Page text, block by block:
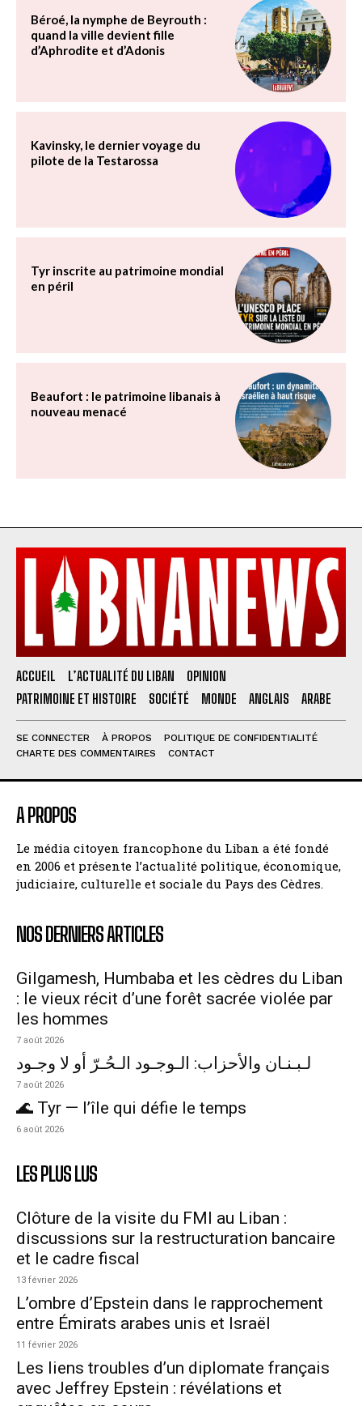
Béroé, la nymphe de Beyrouth :
quand la ville devient fille
d’Aphrodite et d’Adonis
Kavinsky, le dernier voyage du
pilote de la Testarossa
Tyr inscrite au patrimoine mondial
en péril
Beaufort : le patrimoine libanais à
nouveau menacé
ACCUEIL L’ACTUALITÉ DU LIBAN
OPINION
PATRIMOINE ET HISTOIRE
SOCIÉTÉ MONDE ANGLAIS ARABE
SE CONNECTER À PROPOS
POLITIQUE DE CONFIDENTIALITÉ
CHARTE DES COMMENTAIRES
CONTACT
A PROPOS
Le média citoyen francophone du Liban a été fondé
en 2006 et présente l’actualité politique, économique,
judiciaire, culturelle et sociale du Pays des Cèdres.
NOS DERNIERS ARTICLES
Gilgamesh, Humbaba et les cèdres du Liban
: le vieux récit d’une forêt sacrée violée par
les hommes
7 août 2026
لـبـنـان والأحزاب: الـوجـود الـحُـرّ أو لا وجـود
7 août 2026
🌊 Tyr — l’île qui défie le temps
6 août 2026
LES PLUS LUS
Clôture de la visite du FMI au Liban :
discussions sur la restructuration bancaire
et le cadre fiscal
13 février 2026
L’ombre d’Epstein dans le rapprochement
entre Émirats arabes unis et Israël
11 février 2026
Les liens troubles d’un diplomate français
avec Jeffrey Epstein : révélations et